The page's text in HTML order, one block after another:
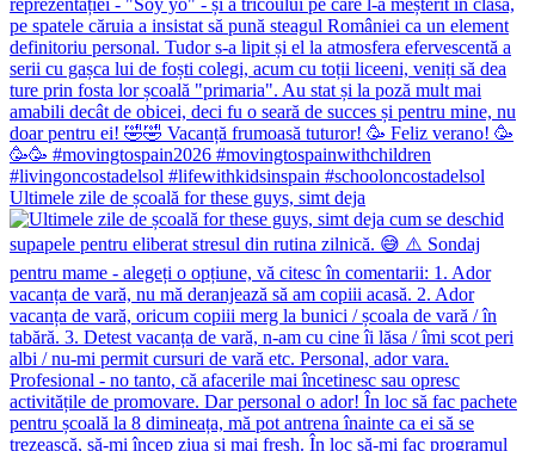
Ultimele zile de școală for these guys, simt deja